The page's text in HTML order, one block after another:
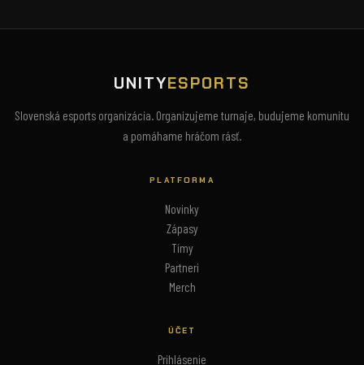
UNITYESPORTS
Slovenská esports organizácia. Organizujeme turnaje, budujeme komunitu
a pomáhame hráčom rásť.
PLATFORMA
Novinky
Zápasy
Tímy
Partneri
Merch
ÚČET
Prihlásenie